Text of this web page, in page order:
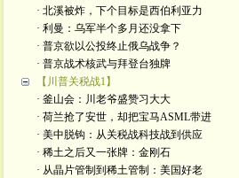
· 北溪被炸，下个目标是西伯利亚力
· 利曼：乌军半个多月还没拿下
· 普京欲以公投终止俄乌战争？
· 普京战术核武与拜登台独牌
【川普关税战1】
· 釜山会：川老爷盛赞习大大
· 荷兰抢了安世，却把宝马ASML带进
· 美中脱钩：从关税战科技战到供应
· 稀土之后又一张牌：金刚石
· 从晶片管制到稀土管制：美国好老